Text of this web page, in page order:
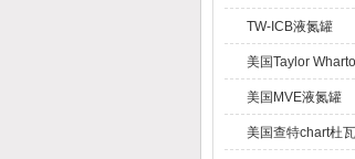
TW-ICB液氮罐
美国Taylor
氮罐
美国MVE液氮罐
美国查特chart杜